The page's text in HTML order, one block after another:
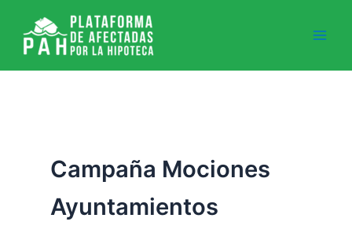
contenido
Campaña Mociones
Ayuntamientos